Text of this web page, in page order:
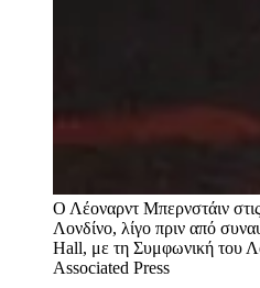
Ο Λέοναρντ Μπερνστάιν
Λονδίνο, λίγο πριν από
Hall, με τη Συμφωνική του
Associated Press